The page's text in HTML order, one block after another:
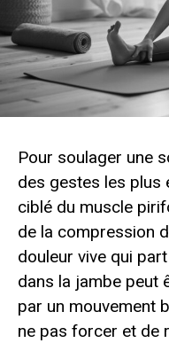
Pour soulager une
des gestes les plus
ciblé du muscle
de la compression
douleur vive qui
dans la jambe peut
par un mouvement
ne pas forcer et de